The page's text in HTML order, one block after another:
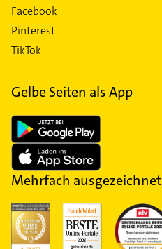
Facebook
Pinterest
TikTok
Gelbe Seiten als App
Mehrfach ausgezeichnet